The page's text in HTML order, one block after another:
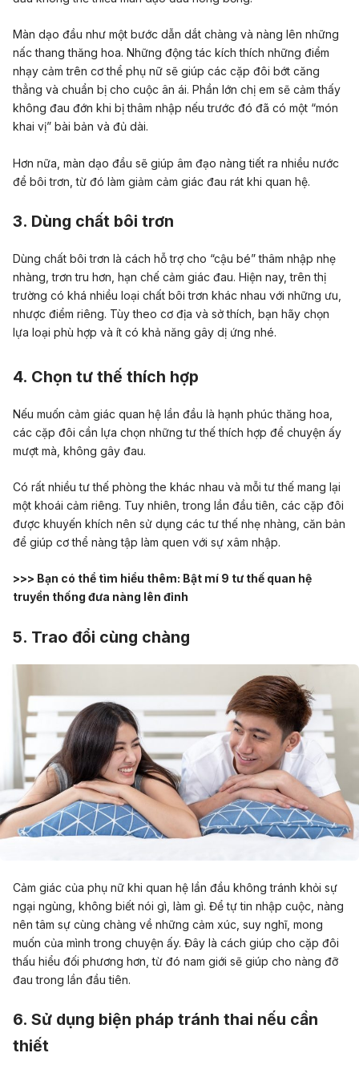
Màn dạo đầu như một bước dẫn dắt chàng và nàng lên những
nấc thang thăng hoa. Những động tác kích thích những điểm
nhạy cảm trên cơ thể phụ nữ sẽ giúp các cặp đôi bớt căng
thẳng và chuẩn bị cho cuộc ân ái. Phần lớn chị em sẽ cảm thấy
không đau đớn khi bị thâm nhập nếu trước đó đã có một “món
khai vị” bài bản và đủ dài.
Hơn nữa, màn dạo đầu sẽ giúp âm đạo nàng tiết ra nhiều nước
để bôi trơn, từ đó làm giảm cảm giác đau rát khi quan hệ.
3. Dùng chất bôi trơn
Dùng chất bôi trơn là cách hỗ trợ cho “cậu bé” thâm nhập nhẹ
nhàng, trơn tru hơn, hạn chế cảm giác đau. Hiện nay, trên thị
trường có khá nhiều loại chất bôi trơn khác nhau với những ưu,
nhược điểm riêng. Tùy theo cơ địa và sở thích, bạn hãy chọn
lựa loại phù hợp và ít có khả năng gây dị ứng nhé.
4. Chọn tư thế thích hợp
Nếu muốn cảm giác quan hệ lần đầu là hạnh phúc thăng hoa,
các cặp đôi cần lựa chọn những tư thế thích hợp để chuyện ấy
mượt mà, không gây đau.
Có rất nhiều tư thế phòng the khác nhau và mỗi tư thế mang lại
một khoái cảm riêng. Tuy nhiên, trong lần đầu tiên, các cặp đôi
được khuyến khích nên sử dụng các tư thế nhẹ nhàng, căn bản
để giúp cơ thể nàng tập làm quen với sự xâm nhập.
>>> Bạn có thể tìm hiểu thêm: Bật mí 9 tư thế quan hệ
truyền thống đưa nàng lên đỉnh
5. Trao đổi cùng chàng
Cảm giác của phụ nữ khi quan hệ lần đầu không tránh khỏi sự
ngại ngùng, không biết nói gì, làm gì. Để tự tin nhập cuộc, nàng
nên tâm sự cùng chàng về những cảm xúc, suy nghĩ, mong
muốn của mình trong chuyện ấy. Đây là cách giúp cho cặp đôi
thấu hiểu đối phương hơn, từ đó nam giới sẽ giúp cho nàng đỡ
đau trong lần đầu tiên.
6. Sử dụng biện pháp tránh thai nếu cần
thiết